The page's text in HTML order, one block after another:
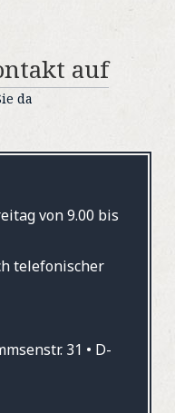
auf
da
von 9.00 bis
telefonischer
31 • D-